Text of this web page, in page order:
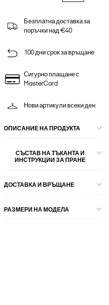
Безплатна доставка за
поръчки над €40
100 дни срок за връщане
Сигурно плащане с
MasterCard
Нови артикули всеки ден
ОПИСАНИЕ НА ПРОДУКТА
СЪСТАВ НА ТЪКАНТА И
ИНСТРУКЦИИ ЗА ПРАНЕ
ДОСТАВКА И ВРЪЩАНЕ
РАЗМЕРИ НА МОДЕЛА